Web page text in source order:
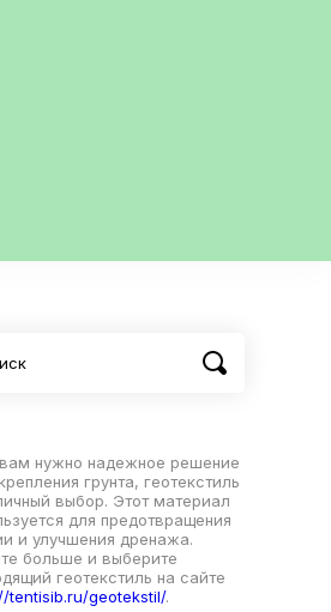
нужно надежное решение
грунта, геотекстиль
выбор. Этот материал
для предотвращения
и улучшения дренажа.
больше и выберите
геотекстиль на сайте
tentisib.ru/geotekstil/.